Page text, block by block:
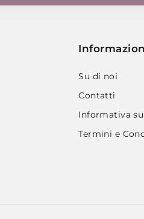
Su di noi
Contatti
Informativa
Termini e